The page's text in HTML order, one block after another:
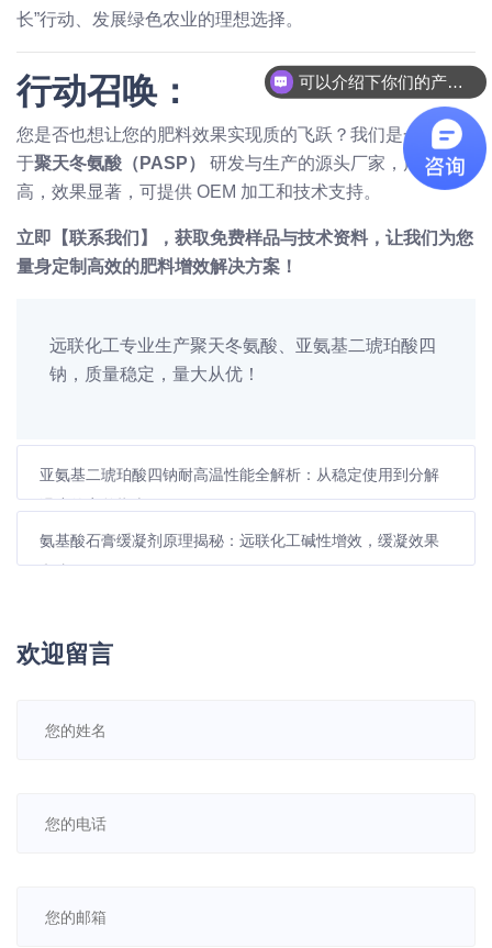
长”行动、发展绿色农业的理想选择。
行动召唤：
您是否也想让您的肥料效果实现质的飞跃？我们是一家专注
于聚天冬氨酸（PASP）
研发与生产的源头厂家，产品纯度
高，效果显著，可提供 OEM 加工和技术支持。
立即【联系我们】，获取免费样品与技术资料，让我们为您
量身定制高效的肥料增效解决方案！
远联化工专业生产聚天冬氨酸、亚氨基二琥珀酸四
钠，质量稳定，量大从优！
亚氨基二琥珀酸四钠耐高温性能全解析：从稳定使用到分解
温度的完整指南
氨基酸石膏缓凝剂原理揭秘：远联化工碱性增效，缓凝效果
翻倍！
欢迎留言
可以介绍下你们的产品么